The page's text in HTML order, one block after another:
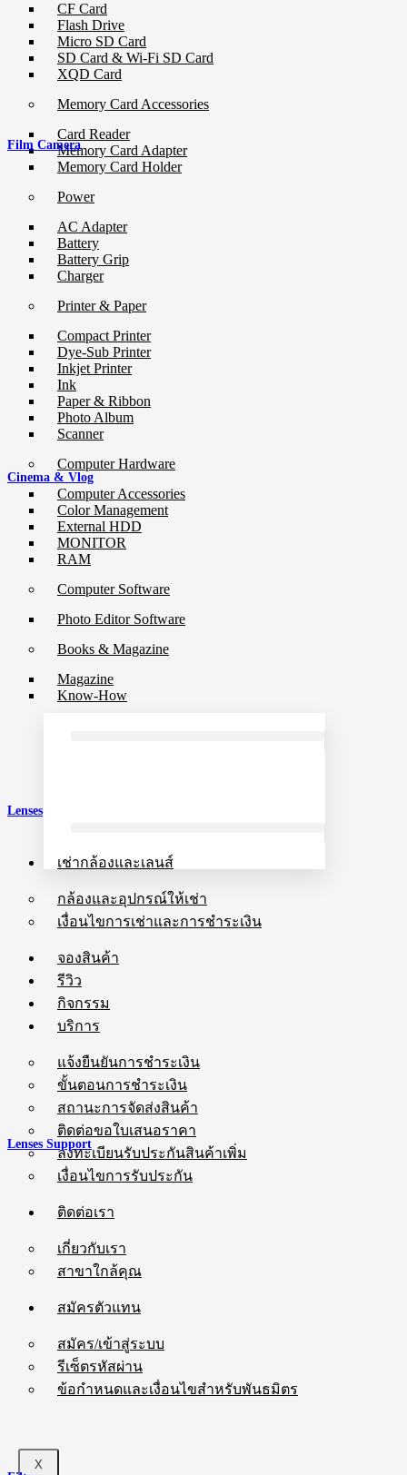
CF Card
Flash Drive
Micro SD Card
SD Card & Wi-Fi SD Card
XQD Card
Memory Card Accessories
Card Reader
Memory Card Adapter
Memory Card Holder
Power
AC Adapter
Battery
Battery Grip
Charger
Printer & Paper
Compact Printer
Dye-Sub Printer
Inkjet Printer
Ink
Paper & Ribbon
Photo Album
Scanner
Computer Hardware
Computer Accessories
Color Management
External HDD
MONITOR
RAM
Computer Software
Photo Editor Software
Books & Magazine
Magazine
Know-How
เช่ากล้องและเลนส์
กล้องและอุปกรณ์ให้เช่า
เงื่อนไขการเช่าและการชำระเงิน
จองสินค้า
รีวิว
กิจกรรม
บริการ
แจ้งยืนยันการชำระเงิน
ขั้นตอนการชำระเงิน
สถานะการจัดส่งสินค้า
ติดต่อขอใบเสนอราคา
ลงทะเบียนรับประกันสินค้าเพิ่ม
เงื่อนไขการรับประกัน
ติดต่อเรา
เกี่ยวกับเรา
สาขาใกล้คุณ
สมัครตัวแทน
สมัคร/เข้าสู่ระบบ
รีเซ็ตรหัสผ่าน
ข้อกำหนดและเงื่อนไขสำหรับพันธมิตร
X
Film Camera
Cinema & Vlog
Lenses
Lenses Support